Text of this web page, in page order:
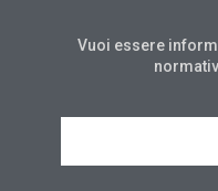
Vuoi essere